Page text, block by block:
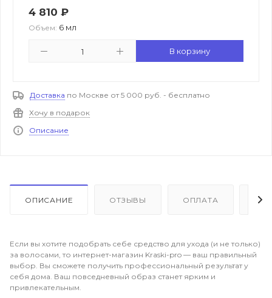
4 810 ₽
Объем: 6 мл
В корзину
Доставка по Москве от 5 000 руб. - бесплатно
Хочу в подарок
Описание
ОПИСАНИЕ ОТЗЫВЫ ОПЛАТА
Если вы хотите подобрать себе средство для ухода (и не только)
за волосами, то интернет-магазин Kraski-pro — ваш правильный
выбор. Вы сможете получить профессиональный результат у
себя дома. Ваш повседневный образ станет ярким и
привлекательным.